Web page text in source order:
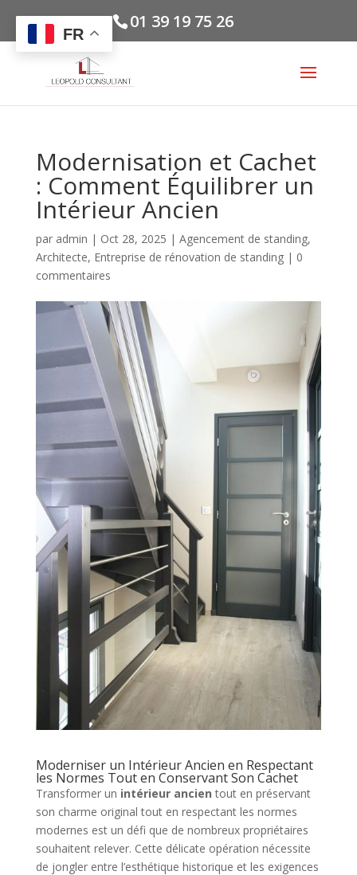
01 39 19 75 26
Modernisation et Cachet
: Comment Équilibrer un
Intérieur Ancien
par admin | Oct 28, 2025 | Agencement de standing,
Architecte, Entreprise de rénovation de standing| 0
commentaires
Moderniser un Intérieur Ancien en Respectant
les Normes Tout en Conservant Son Cachet
Transformer un intérieur ancien tout en préservant
son charme original tout en respectant les normes
modernes est un défi que de nombreux propriétaires
souhaitent relever. Cette délicate opération nécessite
de jongler entre l’esthétique historique et les exigences
FR